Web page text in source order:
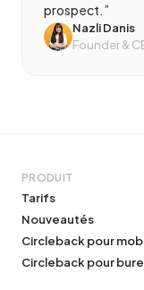
prospect.”
Nazli Danis
Founder &
PRODUIT
Tarifs
Nouveautés
Circleback pour
Circleback pour